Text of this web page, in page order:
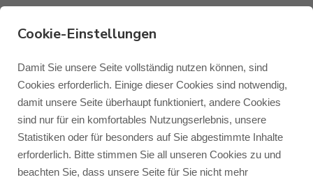
Monitor Audio
Monitor Audio Custom Install
Blog Monitor Audio
Blog Roksan
Cookie-Einstellungen
Damit Sie unsere Seite vollständig nutzen können, sind
Cookies erforderlich. Einige dieser Cookies sind notwendig,
damit unsere Seite überhaupt funktioniert, andere Cookies
sind nur für ein komfortables Nutzungserlebnis, unsere
Statistiken oder für besonders auf Sie abgestimmte Inhalte
erforderlich. Bitte stimmen Sie all unseren Cookies zu und
beachten Sie, dass unsere Seite für Sie nicht mehr